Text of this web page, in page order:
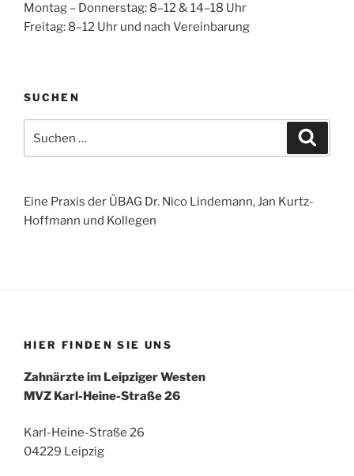
Montag – Donnerstag: 8–12 & 14–18 Uhr
Freitag: 8–12 Uhr und nach Vereinbarung
SUCHEN
nach:
Eine Praxis der ÜBAG Dr. Nico Lindemann, Jan Kurtz-
Hoffmann und Kollegen
HIER FINDEN SIE UNS
Zahnärzte im Leipziger Westen
MVZ Karl-Heine-Straße 26
Karl-Heine-Straße 26
04229 Leipzig